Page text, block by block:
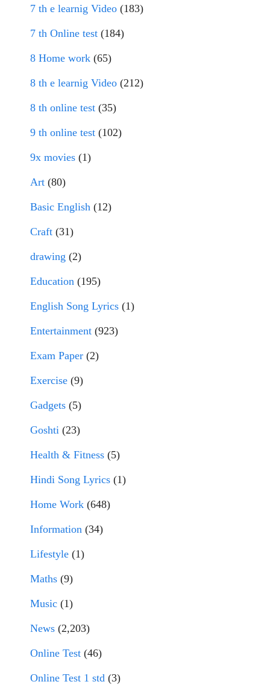
7 th e learnig Video (183)
7 th Online test (184)
8 Home work (65)
8 th e learnig Video (212)
8 th online test (35)
9 th online test (102)
9x movies (1)
Art (80)
Basic English (12)
Craft (31)
drawing (2)
Education (195)
English Song Lyrics (1)
Entertainment (923)
Exam Paper (2)
Exercise (9)
Gadgets (5)
Goshti (23)
Health & Fitness (5)
Hindi Song Lyrics (1)
Home Work (648)
Information (34)
Lifestyle (1)
Maths (9)
Music (1)
News (2,203)
Online Test (46)
Online Test 1 std (3)